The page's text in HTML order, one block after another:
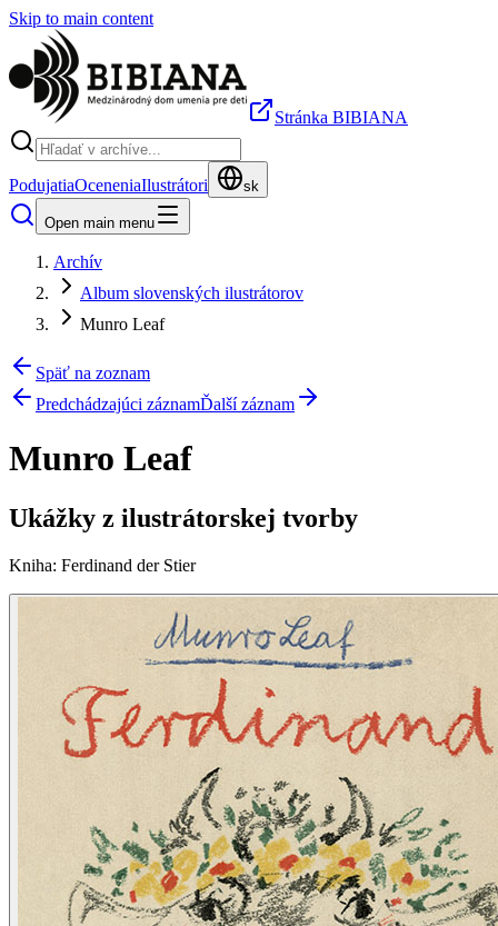
Skip to main content
Stránka BIBIANA
PodujatiaOceneniaIlustrátori sk
Open main menu
Archív
Album slovenských ilustrátorov
Munro Leaf
Späť na zoznam
Predchádzajúci záznamĎalší záznam
Munro Leaf
Ukážky z ilustrátorskej tvorby
Kniha: Ferdinand der Stier